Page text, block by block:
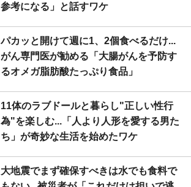
参考になる」と話すワケ
パカッと開けて週に1、2個食べるだけ...
がん専門医が勧める「大腸がんを予防す
るオメガ脂肪酸たっぷり食品」
11体のラブドールと暮らし"正しい性行
為"を楽しむ...「人より人形を愛する男た
ち」が奇妙な生活を始めたワケ
大地震でまず確保すべきは水でも食料で